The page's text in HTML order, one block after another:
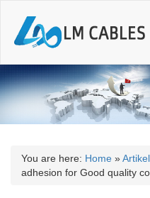
You are here: Home »Artikel
adhesion for Good quality